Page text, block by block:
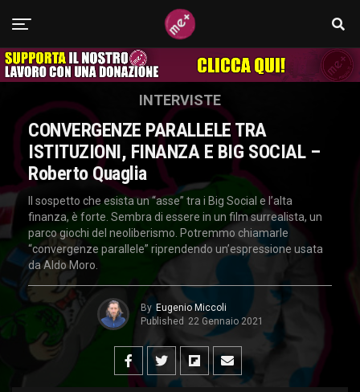
INTERVISTE
CONVERGENZE PARALLELE TRA
ISTITUZIONI, FINANZA E BIG SOCIAL –
Roberto Quaglia
Il sospetto che esista un “asse” tra i Big Social e l’alta
finanza, è forte. Sembra di essere in un film surrealista, un
parco giochi del neoliberismo. Potremmo chiamarle
“convergenze parallele” riprendendo un’espressione usata
da Aldo Moro.
By Eugenio Miccoli
Published 22 Gennaio 2021